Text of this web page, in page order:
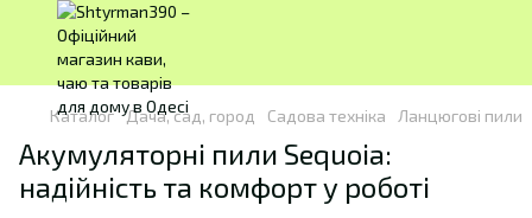
Каталог Дача, сад, город Садова техніка Ланцюгові пили
Акумуляторні пили Sequoia:
надійність та комфорт у роботі